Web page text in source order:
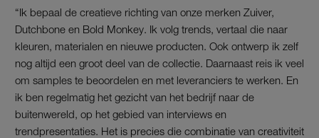
“Ik bepaal de creatieve richting van onze merken Zuiver,
Dutchbone en Bold Monkey. Ik volg trends, vertaal die naar
kleuren, materialen en nieuwe producten. Ook ontwerp ik zelf
nog altijd een groot deel van de collectie. Daarnaast reis ik veel
om samples te beoordelen en met leveranciers te werken. En
ik ben regelmatig het gezicht van het bedrijf naar de
buitenwereld, op het gebied van interviews en
trendpresentaties. Het is precies die combinatie van creativiteit